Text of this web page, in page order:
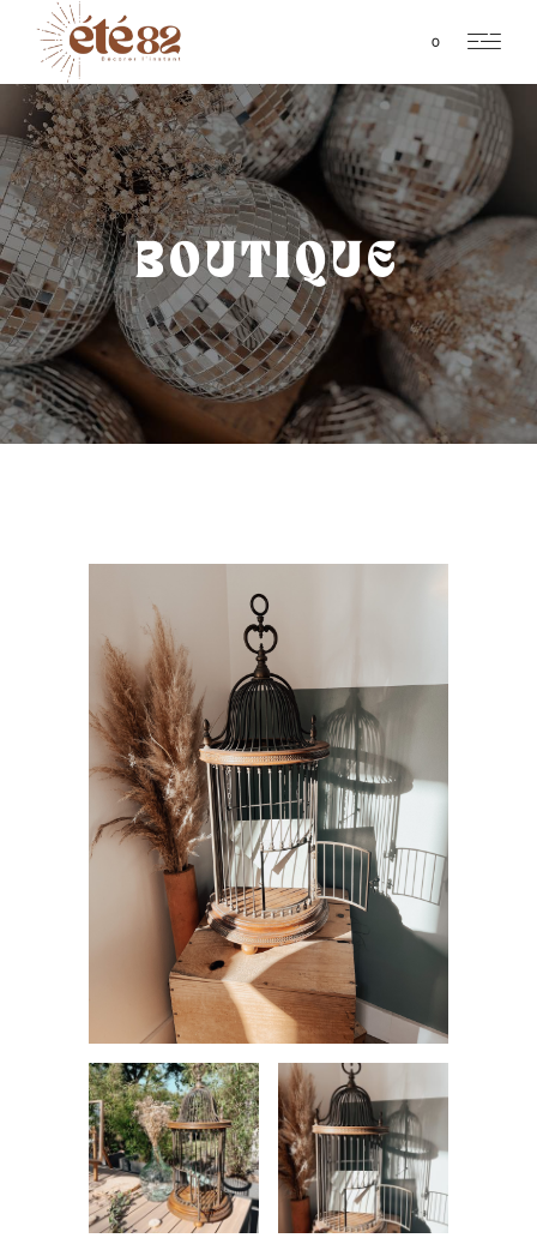
0
BOUTIQUE